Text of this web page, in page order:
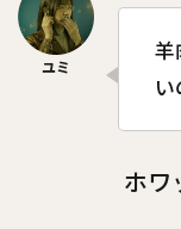
羊
い
ホワ